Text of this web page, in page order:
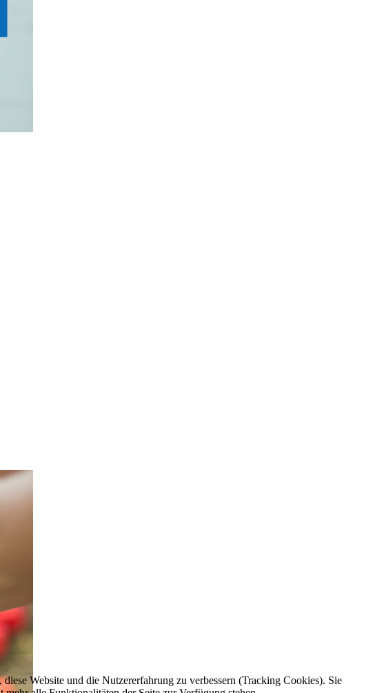
Website und die Nutzererfahrung zu verbessern (Tracking Cookies). Sie